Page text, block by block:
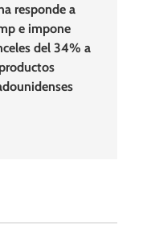
responde a
e impone
del 34% a